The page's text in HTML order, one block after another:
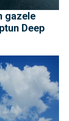
gazele
Deep